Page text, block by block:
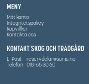
MENY
Mitt konto
Integritetspolicy
Köpvillkor
Kontakta oss
KONTAKT SKOG OCH TRÄDGÅRD
E-Post
reservdelar@sama.nu
Telefon 018-65 30 60